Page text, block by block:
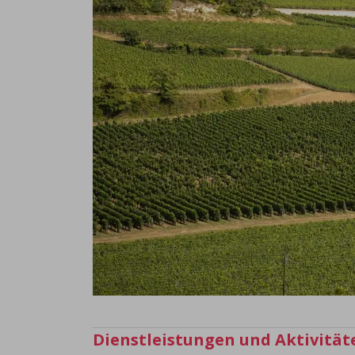
Dienstleistungen und